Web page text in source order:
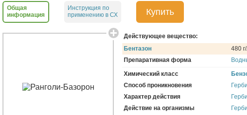
Общая
информация
Инструкция по
применению в СХ
Купить
Действующее вещество:
Бентазон
480
Препаративная форма
Химический класс
Способ проникновения
Характер действия
Действие на организмы